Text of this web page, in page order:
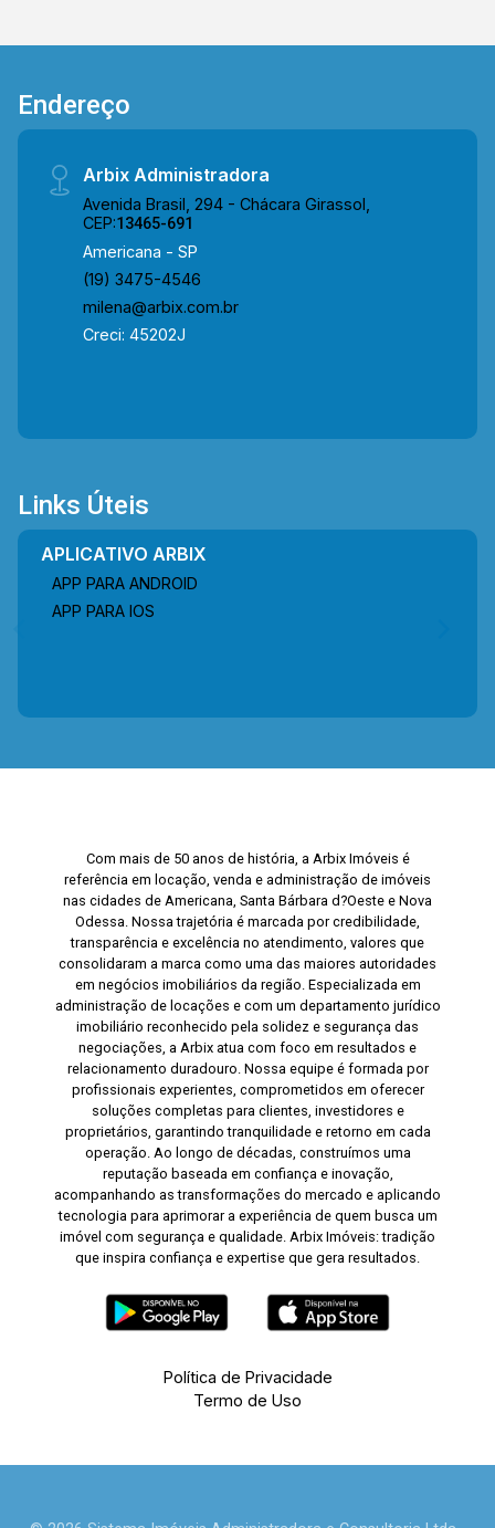
para empresas que buscam fortalecer sua
marca e atrair clientes. Entre em contato com a
equipe da Arbix Imóveis e agende sua visita!
WhatsApp e Telefone: (19) 3475-4546
Endereço
Arbix Administradora
Avenida Brasil, 294 - Chácara Girassol,
CEP:13465-691
Americana - SP
(19) 3475-4546
milena@arbix.com.br
Creci: 45202J
Links Úteis
APLICATIVO ARBIX
APP PARA ANDROID
APP PARA IOS
Com mais de 50 anos de história, a Arbix Imóveis é
referência em locação, venda e administração de imóveis
nas cidades de Americana, Santa Bárbara d?Oeste e Nova
Odessa. Nossa trajetória é marcada por credibilidade,
transparência e excelência no atendimento, valores que
consolidaram a marca como uma das maiores autoridades
em negócios imobiliários da região. Especializada em
administração de locações e com um departamento jurídico
imobiliário reconhecido pela solidez e segurança das
negociações, a Arbix atua com foco em resultados e
relacionamento duradouro. Nossa equipe é formada por
profissionais experientes, comprometidos em oferecer
soluções completas para clientes, investidores e
proprietários, garantindo tranquilidade e retorno em cada
operação. Ao longo de décadas, construímos uma
reputação baseada em confiança e inovação,
acompanhando as transformações do mercado e aplicando
tecnologia para aprimorar a experiência de quem busca um
imóvel com segurança e qualidade. Arbix Imóveis: tradição
que inspira confiança e expertise que gera resultados.
Política de Privacidade
Termo de Uso